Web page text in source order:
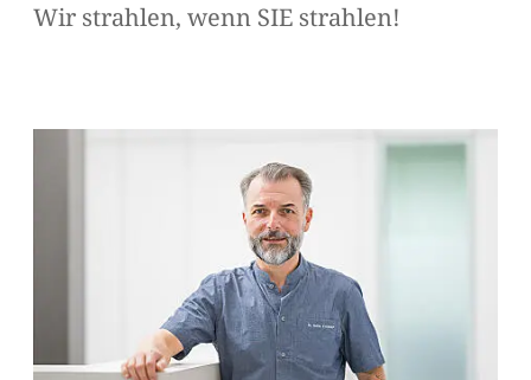
Wir strahlen, wenn SIE strahlen!